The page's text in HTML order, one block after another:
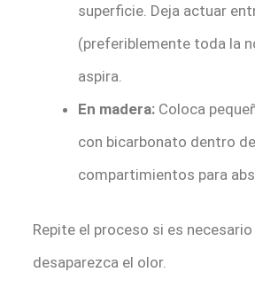
superficie. Deja actuar
(preferiblemente toda la
aspira.
En madera:Coloca
con bicarbonato dentro
compartimientos para
Repite el proceso si es
desaparezca el olor.